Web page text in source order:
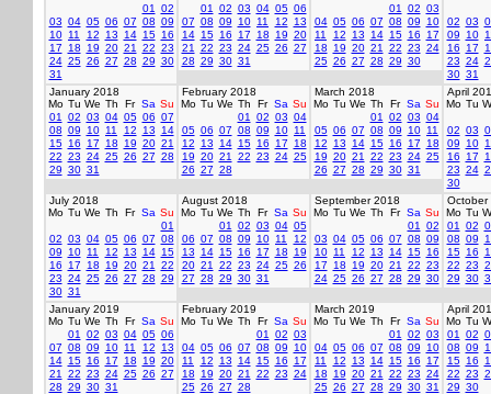
01
02
03 04 05 06 07 08 09
10 11 12 13 14 15 16
17
18 19 20 21 22 23
24 25 26 27 28 29 30
31
01
02 03 04 05 06
07 08 09 10 11 12
13
14 15 16 17 18 19 20
21
22 23 24 25 26 27
28 29 30 31
01
02 03
04 05 06 07 08 09
10
11
12 13 14 15 16
17
18
19 20 21 22 23 24
25 26 27 28 29 30
02 03
09
10
16
17
23 24
30 31
January 2018
Mo Tu We Th Fr Sa Su
01
02 03 04 05 06 07
08 09 10 11 12 13
14
15 16 17 18 19 20 21
22 23 24 25 26 27 28
29 30 31
February 2018
Mo Tu We Th Fr Sa Su
01
02 03 04
05 06 07 08 09 10 11
12
13 14 15 16 17
18
19 20 21 22 23 24 25
26 27 28
March 2018
Mo Tu We Th Fr Sa Su
01
02 03 04
05 06 07 08 09 10 11
12
13 14 15 16 17
18
19 20 21 22 23 24 25
26 27 28 29 30 31
April
Mo Tu
02 03
09
10
16
17
23 24
30
July 2018
Mo Tu We Th Fr Sa Su
01
02 03 04 05 06 07 08
09
10 11 12 13 14 15
16
17 18 19 20 21
22
23 24 25 26 27 28 29
30 31
August 2018
Mo Tu We Th Fr Sa Su
01
02 03 04 05
06 07 08 09 10 11
12
13
14 15 16 17 18
19
20 21 22 23 24 25 26
27 28 29 30 31
September 2018
Mo Tu We Th Fr Sa Su
01
02
03 04 05 06 07 08 09
10 11 12 13 14 15 16
17
18 19 20 21 22 23
24 25 26 27 28 29 30
October
Mo Tu
01
02
08 09
15 16
22 23
29 30
January 2019
Mo Tu We Th Fr Sa Su
01
02 03 04 05 06
07 08 09 10 11 12
13
14 15 16 17 18 19 20
21
22 23 24 25 26 27
28 29 30 31
February 2019
Mo Tu We Th Fr Sa Su
01
02 03
04 05 06 07 08 09
10
11
12 13 14 15 16
17
18
19 20 21 22 23 24
25 26 27 28
March 2019
Mo Tu We Th Fr Sa Su
01
02 03
04 05 06 07 08 09
10
11
12 13 14 15 16
17
18
19 20 21 22 23 24
25 26 27 28 29 30 31
April
Mo Tu
01
02
08 09
15 16
22 23
29 30